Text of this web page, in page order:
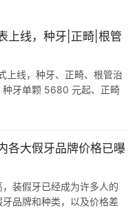
上线，种牙|正畸|根管
上线，种牙、正畸、根管治
种牙单颗 5680 元起、正畸
各大假牙品牌价格已曝
装假牙已经成为许多人的
品牌和种类，以及价格差